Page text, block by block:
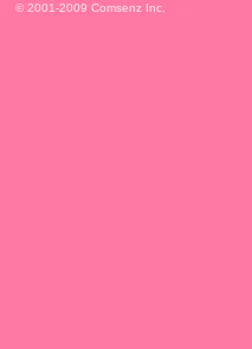
© 2001-2009 Comsenz Inc.